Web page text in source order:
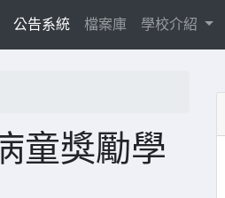
(current)
公告系統 檔案庫 學校介紹
童獎勵學